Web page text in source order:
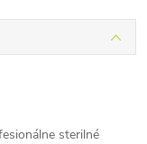
sterilné